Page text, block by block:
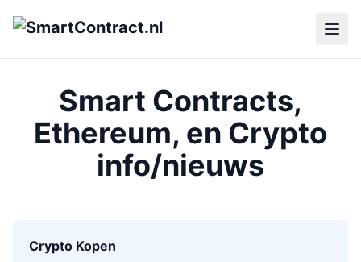
Smart Contracts,
Ethereum, en Crypto
info/nieuws
Crypto Kopen